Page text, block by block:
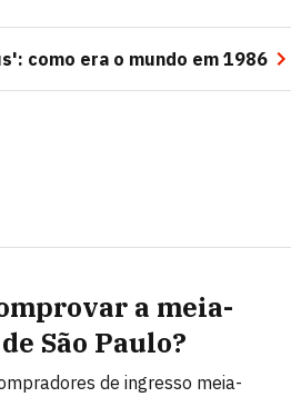
como era o mundo em 1986
a meia-
São Paulo?
de ingresso meia-